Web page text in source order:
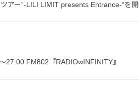
アー”-LILI LIMIT presents Entrance-“を開
27:00 FM802『RADIO∞INFINITY』